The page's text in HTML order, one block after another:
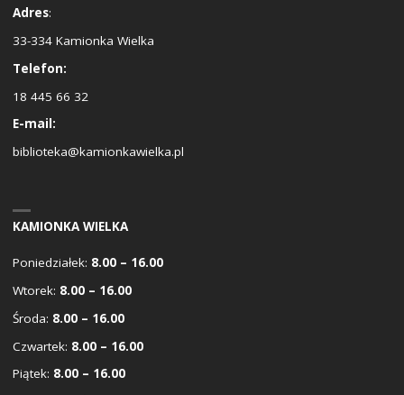
Adres:
33-334 Kamionka Wielka
Telefon:
18 445 66 32
E-mail:
biblioteka@kamionkawielka.pl
KAMIONKA WIELKA
Poniedziałek: 8.00 – 16.00
Wtorek: 8.00 – 16.00
Środa: 8.00 – 16.00
Czwartek: 8.00 – 16.00
Piątek: 8.00 – 16.00